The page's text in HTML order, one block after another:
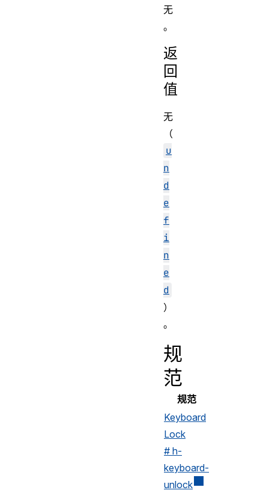
无
。
返
回
值
无
（
u
n
d
e
f
i
n
e
d
）
。
规
范
规范
Keyboard
Lock
# h-
keyboard-
unlock